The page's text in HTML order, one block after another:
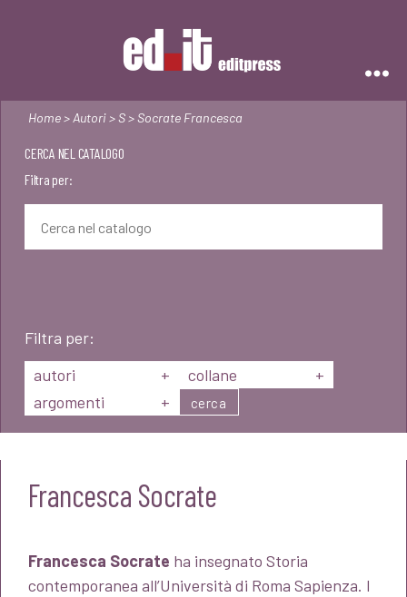
Home> Autori>S> Socrate Francesca
CERCA NEL CATALOGO
Filtra per:
Filtra per:
autori
+ collane
+
argomenti
+ cerca
Francesca Socrate
Francesca Socrate ha insegnato Storia
contemporanea all’Università di Roma Sapienza. I